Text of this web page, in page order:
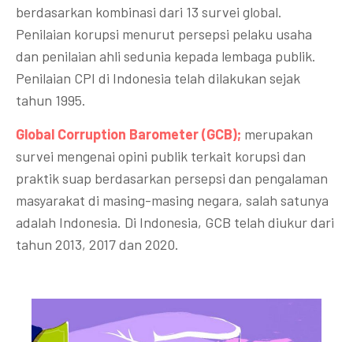
berdasarkan kombinasi dari 13 survei global.
Penilaian korupsi menurut persepsi pelaku usaha
dan penilaian ahli sedunia kepada lembaga publik.
Penilaian CPI di Indonesia telah dilakukan sejak
tahun 1995.
Global Corruption Barometer (GCB); merupakan
survei mengenai opini publik terkait korupsi dan
praktik suap berdasarkan persepsi dan pengalaman
masyarakat di masing-masing negara, salah satunya
adalah Indonesia. Di Indonesia, GCB telah diukur dari
tahun 2013, 2017 dan 2020.